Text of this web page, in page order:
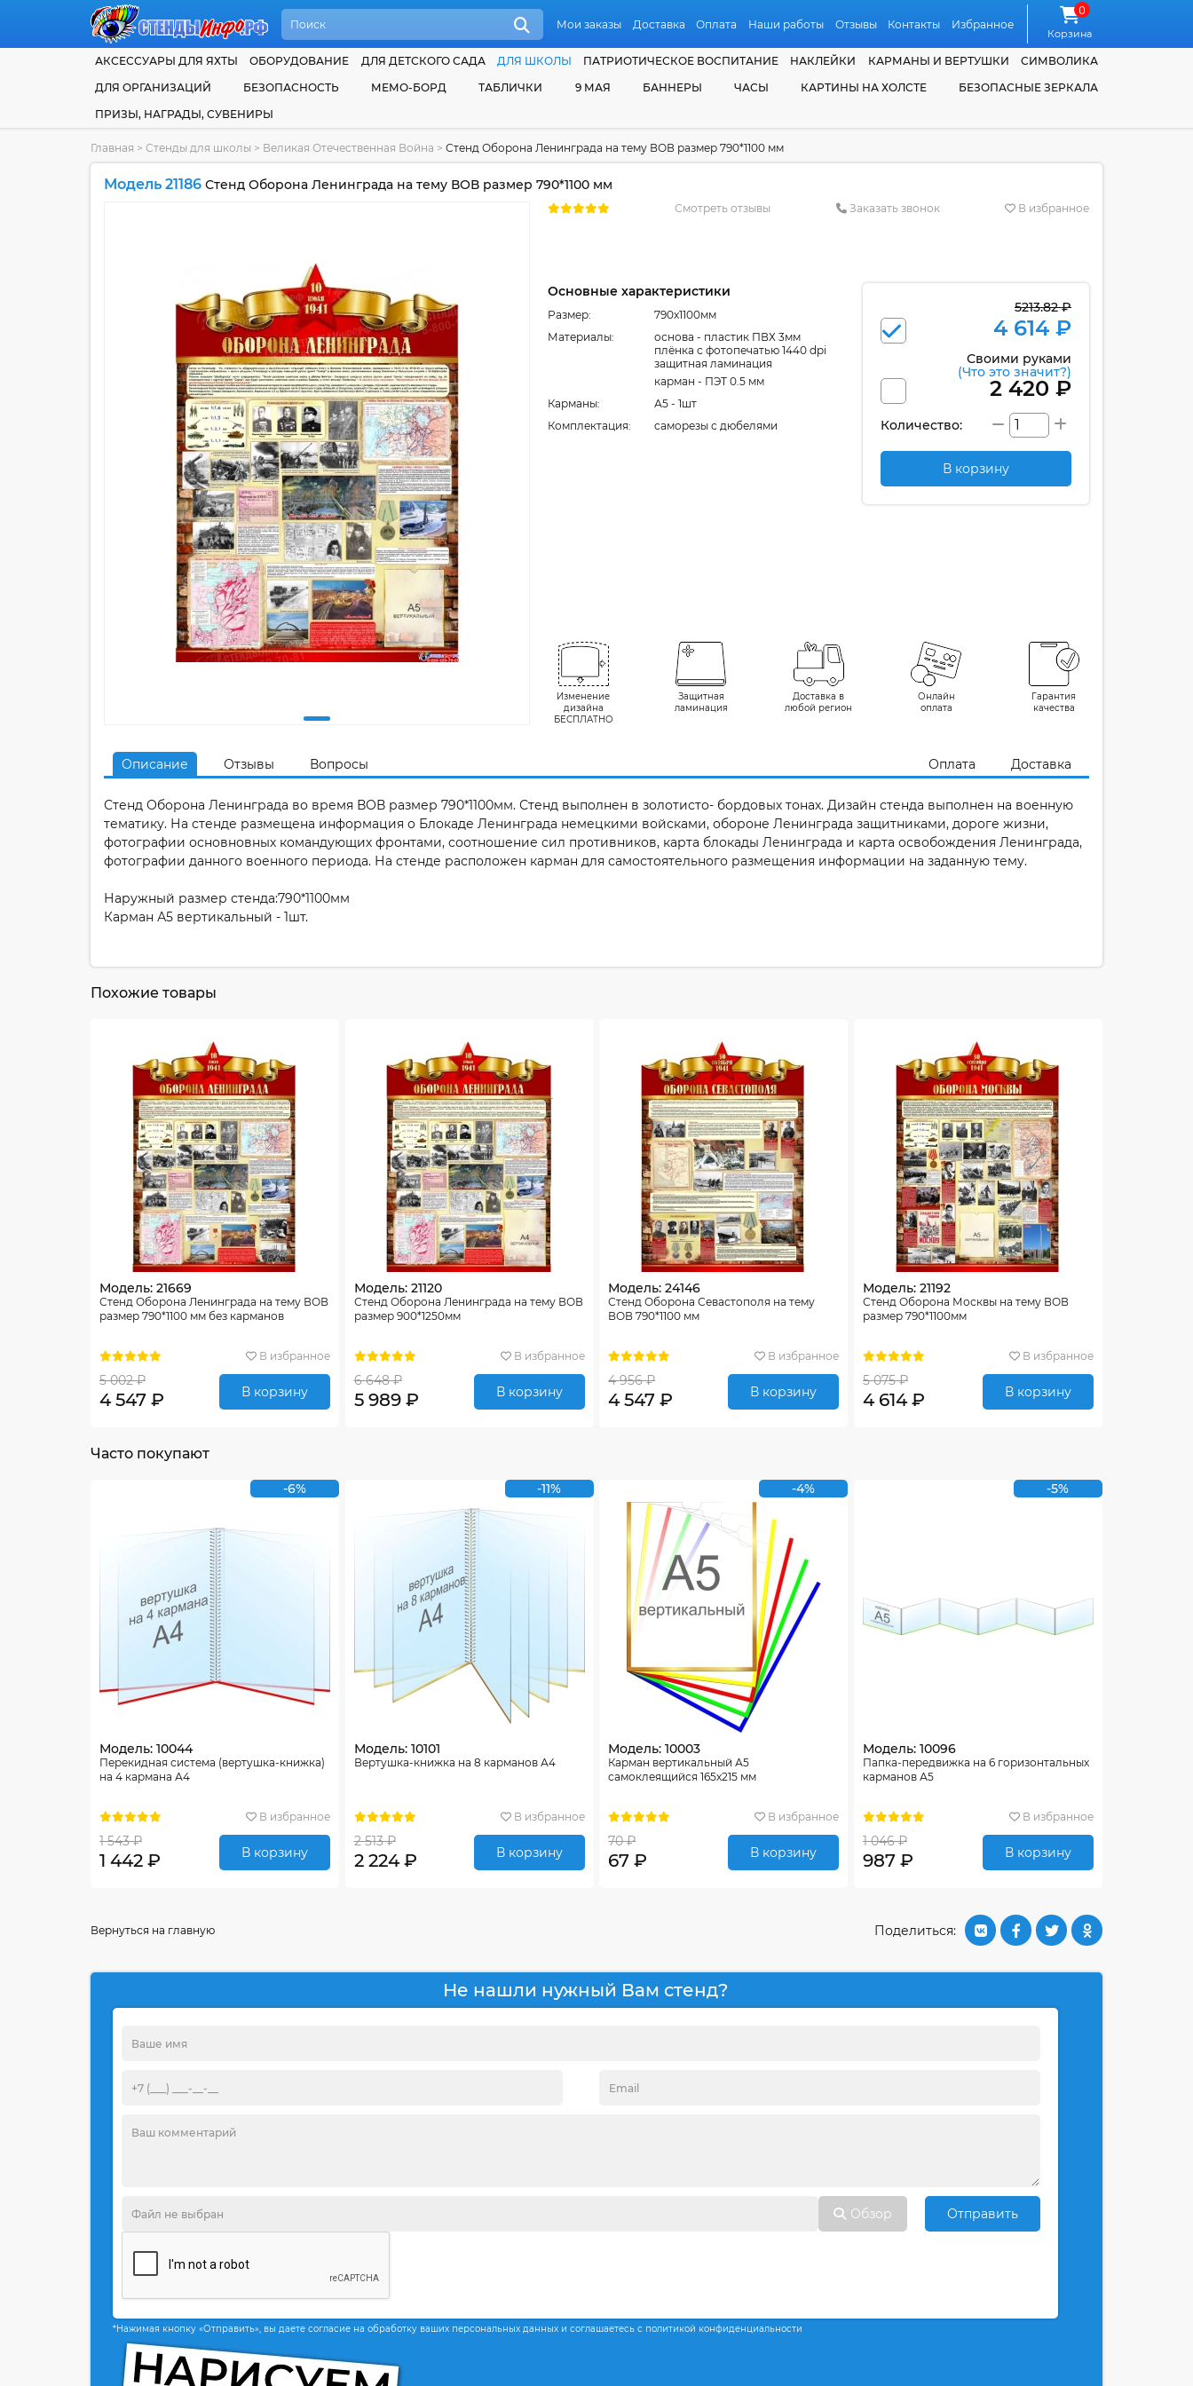
Мои заказы Доставка Оплата Наши работы Отзывы Контакты Избранное
0
Корзина
АКСЕССУАРЫ ДЛЯ ЯХТЫ ОБОРУДОВАНИЕ ДЛЯ ДЕТСКОГО САДА ДЛЯ ШКОЛЫ ПАТРИОТИЧЕСКОЕ ВОСПИТАНИЕ НАКЛЕЙКИ КАРМАНЫ И ВЕРТУШКИ
СИМВОЛИКА
ДЛЯ ОРГАНИЗАЦИЙ
БЕЗОПАСНОСТЬ МЕМО-БОРД ТАБЛИЧКИ 9 МАЯ БАННЕРЫ ЧАСЫ КАРТИНЫ НА ХОЛСТЕ
БЕЗОПАСНЫЕ ЗЕРКАЛА
ПРИЗЫ, НАГРАДЫ, СУВЕНИРЫ
Главная > Стенды для школы > Великая Отечественная Война > Стенд Оборона Ленинграда на тему ВОВ размер 790*1100 мм
Модель 21186 Стенд Оборона Ленинграда на тему ВОВ размер 790*1100 мм
Смотреть отзывы Заказать звонок В избранное
Основные характеристики
Размер:
790x1100мм
Материалы:
основа - пластик ПВХ 3мм
плёнка с фотопечатью 1440 dpi
защитная ламинация
карман - ПЭТ 0.5 мм
Карманы:
А5 - 1шт
Комплектация:
cаморезы с дюбелями
5213.82 ₽
4 614 ₽
Своими руками
(Что это значит?)
2 420 ₽
Количество:
В корзину
Изменение
дизайна
БЕСПЛАТНО
Защитная
ламинация
Доставка в
любой регион
Онлайн
оплата
Гарантия
качества
Описание Отзывы Вопросы Оплата Доставка
Стенд Оборона Ленинграда во время ВОВ размер 790*1100мм. Стенд выполнен в золотисто- бордовых тонах. Дизайн стенда выполнен на военную
тематику. На стенде размещена информация о Блокаде Ленинграда немецкими войсками, обороне Ленинграда защитниками, дороге жизни,
фотографии основновных командующих фронтами, соотношение сил противников, карта блокады Ленинграда и карта освобождения Ленинграда,
фотографии данного военного периода. На стенде расположен карман для самостоятельного размещения информации на заданную тему.
Наружный размер стенда:790*1100мм
Карман А5 вертикальный - 1шт.
Похожие товары
Модель: 21669
Стенд Оборона Ленинграда на тему ВОВ
размер 790*1100 мм без карманов
В избранное
5 002 ₽
4 547 ₽ В корзину
Модель: 21120
Стенд Оборона Ленинграда на тему ВОВ
размер 900*1250мм
В избранное
6 648 ₽
5 989 ₽ В корзину
Модель: 24146
Стенд Оборона Севастополя на тему
ВОВ 790*1100 мм
В избранное
4 956 ₽
4 547 ₽ В корзину
Модель: 21192
Стенд Оборона Москвы на тему ВОВ
размер 790*1100мм
В избранное
5 075 ₽
4 614 ₽ В корзину
Часто покупают
-6%
Модель: 10044
Перекидная система (вертушка-книжка)
на 4 кармана А4
В избранное
1 543 ₽
1 442 ₽ В корзину
-11%
Модель: 10101
Вертушка-книжка на 8 карманов А4
В избранное
2 513 ₽
2 224 ₽ В корзину
-4%
Модель: 10003
Карман вертикальный А5
самоклеящийся 165х215 мм
В избранное
70 ₽
67 ₽ В корзину
-5%
Модель: 10096
Папка-передвижка на 6 горизонтальных
карманов А5
В избранное
1 046 ₽
987 ₽ В корзину
Поделиться:
Вернуться на главную
Не нашли нужный Вам стенд?
Обзор Отправить
*Нажимая кнопку «Отправить», вы даете согласие на обработку ваших персональных данных и соглашаетесь с политикой конфиденциальности